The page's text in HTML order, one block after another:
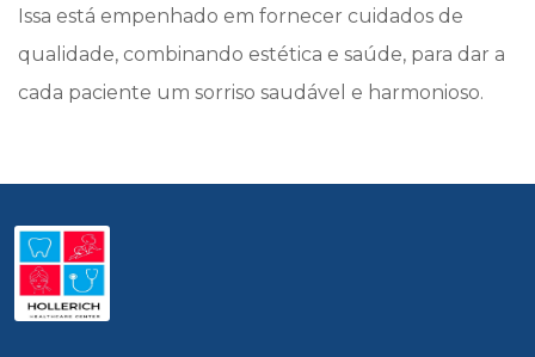
Issa está empenhado em fornecer cuidados de
qualidade, combinando estética e saúde, para dar a
cada paciente um sorriso saudável e harmonioso.